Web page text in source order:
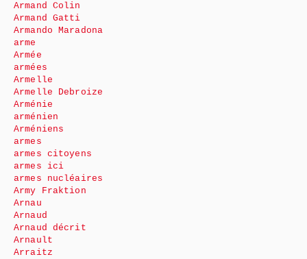
Armand Colin
Armand Gatti
Armando Maradona
arme
Armée
armées
Armelle
Armelle Debroize
Arménie
arménien
Arméniens
armes
armes citoyens
armes ici
armes nucléaires
Army Fraktion
Arnau
Arnaud
Arnaud décrit
Arnault
Arraitz